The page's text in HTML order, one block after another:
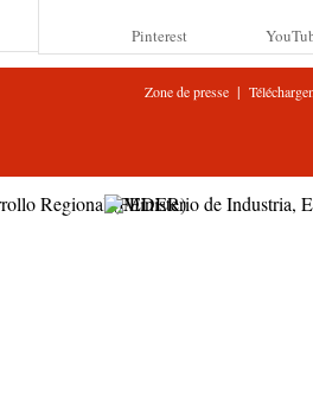
Pinterest
Zone de presse |